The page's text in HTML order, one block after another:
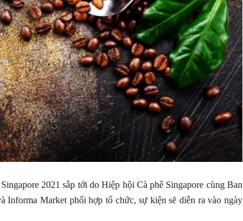
2021 sắp tới do Hiệp hội Cà phê Singapore cùng Ban
Market phối hợp tổ chức, sự kiện sẽ diễn ra vào ngày